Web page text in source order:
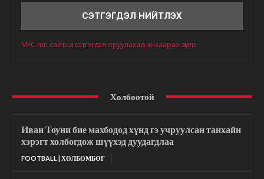
MFC.mn сайтад сэтгэгдэл оруулахад анхаарах зүйлс
Холбоотой
Иван Тоуни бие махбодод хүнд гэ учруулсан танхайн
хэрэгт холбогдож шүүхэд дуудагдлаа
FOOTBALL | ХӨЛБӨМБӨГ